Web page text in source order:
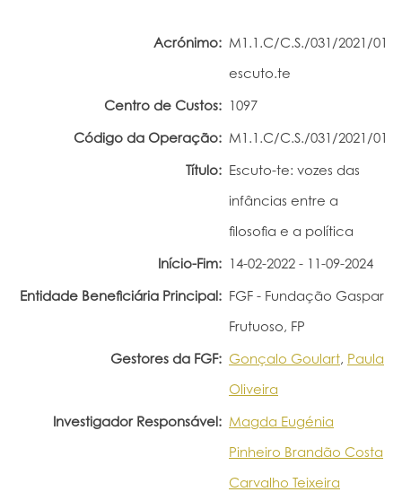
Acrónimo: M1.1.C/C.S./031/2021/01
escuto.te
Centro de Custos: 1097
Código da Operação: M1.1.C/C.S./031/2021/01
Título: Escuto-te: vozes das
infâncias entre a
filosofia e a política
Início-Fim: 14-02-2022 - 11-09-2024
Entidade Beneficiária Principal: FGF - Fundação Gaspar
Frutuoso, FP
Gestores da FGF: Gonçalo Goulart, Paula
Oliveira
Investigador Responsável: Magda Eugénia
Pinheiro Brandão Costa
Carvalho Teixeira